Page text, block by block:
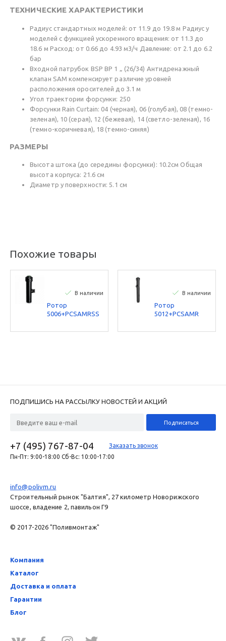
ТЕХНИЧЕСКИЕ ХАРАКТЕРИСТИКИ
Радиус стандартных моделей: от 11.9 до 19.8 м Радиус у
моделей с функцией ускоренного вращения: от 11.3 до
18.6 м Расход: от 0.66 до 4.93 м3/ч Давление: от 2.1 до 6.2
бар
Входной патрубок BSP ВР 1 „ (26/34) Антидренажный
клапан SAM компенсирует различие уровней
расположения оросителей до 3.1 м
Угол траектории форсунки: 250
Форсунки Rain Curtain: 04 (черная), 06 (голубая), 08 (темно-
зеленая), 10 (серая), 12 (бежевая), 14 (светло-зеленая), 16
(темно-коричневая), 18 (темно-синяя)
РАЗМЕРЫ
Высота штока (до середины форсунки): 10.2см Общая
высота корпуса: 21.6 см
Диаметр у поверхности: 5.1 см
Похожие товары
В наличии
Ротор
5006+PCSAMRSS
В наличии
Ротор
5012+PCSAMR
ПОДПИШИСЬ НА РАССЫЛКУ НОВОСТЕЙ И АКЦИЙ
+7 (495) 767-87-04
Заказать звонок
Пн-Пт: 9:00-18:00 Сб-Вс: 10:00-17:00
info@polivm.ru
Строительный рынок "Балтия", 27 километр Новорижского
шоссе, владение 2, павильон Г9
© 2017-2026 "Поливмонтаж"
Компания
Каталог
Доставка и оплата
Гарантии
Блог